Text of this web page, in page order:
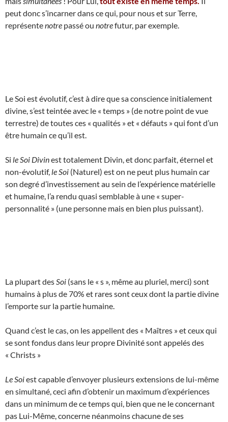
peut donc s’incarner dans ce qui, pour nous et sur Terre,
représentenotre passé ou notrefutur, par exemple.
Le Soi est évolutif, c’est à dire que sa conscience initialement
divine, s’est teintée avec le « temps » (de notre point de vue
terrestre) de toutes ces « qualités » et « défauts » qui font d’un
être humain ce qu’il est.
Si le Soi Divinest totalement Divin, et donc parfait, éternel et
non-évolutif, le Soi (Naturel) est on ne peut plus humain car
son degré d’investissement au sein de l’expérience matérielle
et humaine, l’a rendu quasi semblable à une « super-
personnalité » (une personne mais en bien plus puissant).
La plupart des Soi (sans le « s », même au pluriel, merci) sont
humains à plus de 70% et rares sont ceux dont la partie divine
l’emporte sur la partie humaine.
Quand c’est le cas, on les appellent des « Maîtres » et ceux qui
se sont fondus dans leur propre Divinité sont appelés des
« Christs »
Le Soiest capable d’envoyer plusieurs extensions de lui-même
en simultané, ceci afin d’obtenir un maximum d’expériences
dans un minimum de ce temps qui, bien que ne le concernant
pas Lui-Même, concerne néanmoins chacune de ses